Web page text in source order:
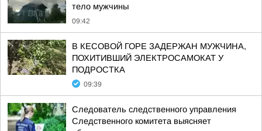
тело мужчины
09:42
В КЕСОВОЙ ГОРЕ ЗАДЕРЖАН МУЖЧИНА,
ПОХИТИВШИЙ ЭЛЕКТРОСАМОКАТ У
ПОДРОСТКА
09:39
Следователь следственного управления
Следственного комитета выясняет